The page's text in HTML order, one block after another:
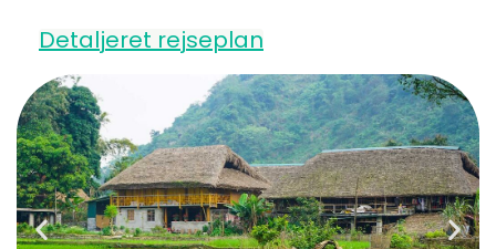
Detaljeret rejseplan